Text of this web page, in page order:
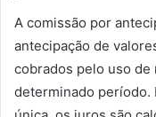
A comissão por
antecipação de
cobrados pelo uso
determinado período.